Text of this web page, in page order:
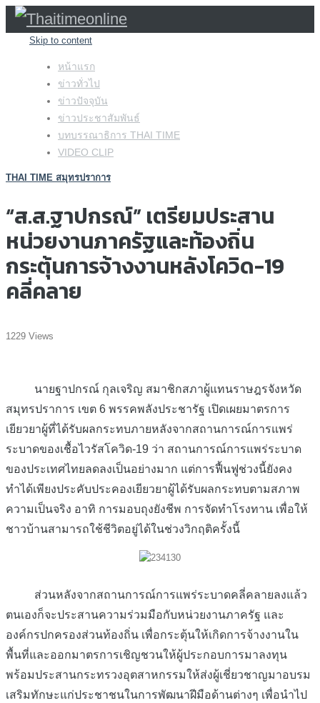
Skip to content
หน้าแรก
ข่าวทั่วไป
ข่าวปัจจุบัน
ข่าวประชาสัมพันธ์
บทบรรณาธิการ THAI TIME
VIDEO CLIP
THAI TIME สมุทรปราการ
“ส.ส.ฐาปกรณ์” เตรียมประสาน
หน่วยงานภาครัฐและท้องถิ่น
กระตุ้นการจ้างงานหลังโควิด-19
คลี่คลาย
1229 Views
นายฐาปกรณ์ กุลเจริญ สมาชิกสภาผู้แทนราษฎรจังหวัด
สมุทรปราการ เขต 6 พรรคพลังประชารัฐ เปิดเผยมาตรการ
เยียวยาผู้ที่ได้รับผลกระทบภายหลังจากสถานการณ์การแพร่
ระบาดของเชื้อไวรัสโควิด-19 ว่า สถานการณ์การแพร่ระบาด
ของประเทศไทยลดลงเป็นอย่างมาก แต่การฟื้นฟูช่วงนี้ยังคง
ทำได้เพียงประคับประคองเยียวยาผู้ได้รับผลกระทบตามสภาพ
ความเป็นจริง อาทิ การมอบถุงยังชีพ การจัดทำโรงทาน เพื่อให้
ชาวบ้านสามารถใช้ชีวิตอยู่ได้ในช่วงวิกฤติครั้งนี้
ส่วนหลังจากสถานการณ์การแพร่ระบาดคลี่คลายลงแล้ว
ตนเองก็จะประสานความร่วมมือกับหน่วยงานภาครัฐ และ
องค์กรปกครองส่วนท้องถิ่น เพื่อกระตุ้นให้เกิดการจ้างงานใน
พื้นที่และออกมาตรการเชิญชวนให้ผู้ประกอบการมาลงทุน
พร้อมประสานกระทรวงอุตสาหกรรมให้ส่งผู้เชี่ยวชาญมาอบรม
เสริมทักษะแก่ประชาชนในการพัฒนาฝีมือด้านต่างๆ เพื่อนำไป